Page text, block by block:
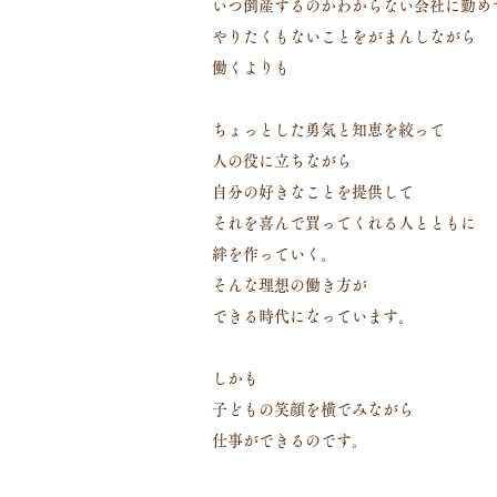
いつ倒産するのかわからない会社に勤め
やりたくもないことをがまんしながら
働くよりも
ちょっとした勇気と知恵を絞って
人の役に立ちながら
自分の好きなことを提供して
それを喜んで買ってくれる人とともに
絆を作っていく。
そんな理想の働き方が
できる時代になっています。
しかも
子どもの笑顔を横でみながら
仕事ができるのです。